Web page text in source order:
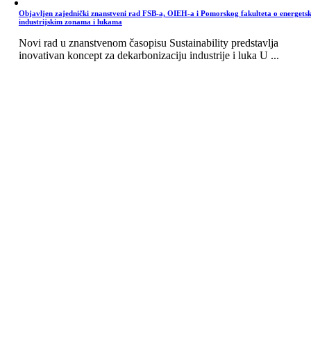
Objavljen zajednički znanstveni rad FSB-a, OIEH-a i Pomorskog fakulteta o
industrijskim zonama i lukama
Novi rad u znanstvenom časopisu Sustainability predstavlja
inovativan koncept za dekarbonizaciju industrije i luka U ...